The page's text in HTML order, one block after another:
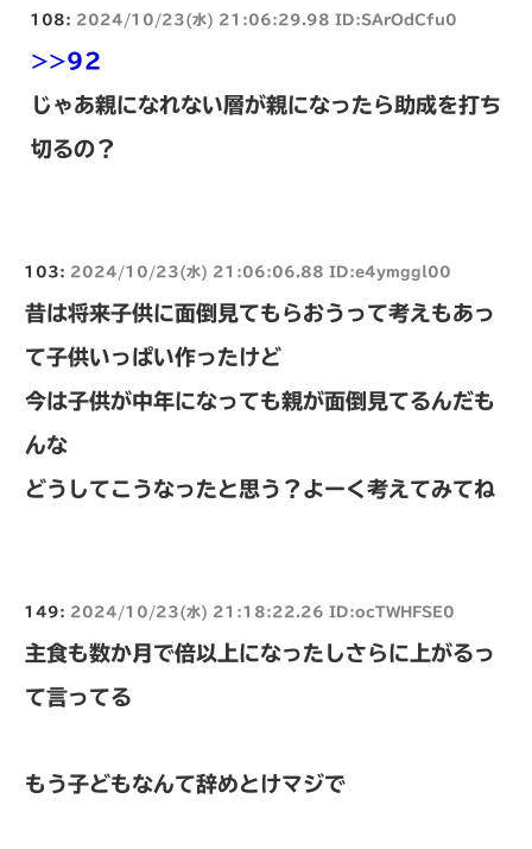
108: 2024/10/23(水) 21:06:29.98 ID:SArOdCfu0
>>92
じゃあ親になれない層が親になったら助成を打ち
切るの？
103: 2024/10/23(水) 21:06:06.88 ID:e4ymggl00
昔は将来子供に面倒見てもらおうって考えもあっ
て子供いっぱい作ったけど
今は子供が中年になっても親が面倒見てるんだも
んな
どうしてこうなったと思う？よーく考えてみてね
149: 2024/10/23(水) 21:18:22.26 ID:ocTWHFSE0
主食も数か月で倍以上になったしさらに上がるっ
て言ってる
もう子どもなんて辞めとけマジで